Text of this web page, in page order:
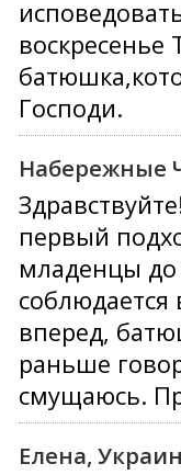
Господи.
Набережные
первый
младенцы до
соблюдается
вперед,
раньше
смущаюсь.
Елена,